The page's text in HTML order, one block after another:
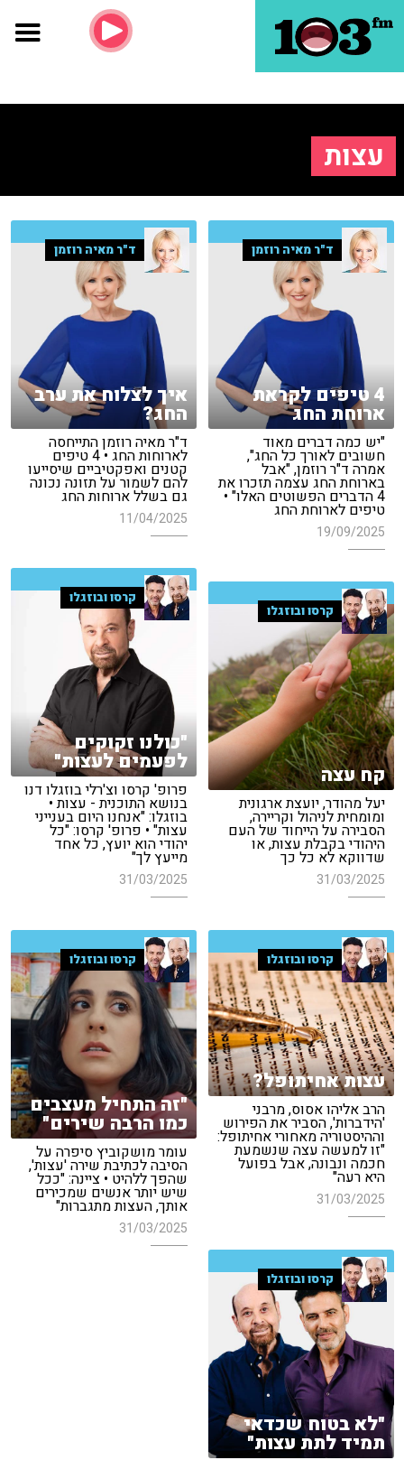
עצות
ד"ר מאיה רוזמן
4 טיפים לקראת
ארוחת החג
"יש כמה דברים מאוד
חשובים לאורך כל החג",
אמרה ד"ר רוזמן, "אבל
בארוחת החג עצמה תזכרו את
4 הדברים הפשוטים האלו" •
טיפים לארוחת החג
19/09/2025
ד"ר מאיה רוזמן
איך לצלוח את ערב
החג?
ד"ר מאיה רוזמן התייחסה
לארוחות החג • 4 טיפים
קטנים ואפקטיביים שיסייעו
להם לשמור על תזונה נכונה
גם בשלל ארוחות החג
11/04/2025
קרסו ובוזגלו
"כולנו זקוקים
לפעמים לעצות"
פרופ' קרסו וצ'רלי בוזגלו דנו
בנושא התוכנית - עצות •
בוזגלו: "אנחנו היום בענייני
עצות" • פרופ' קרסו: "כל
יהודי הוא יועץ, כל אחד
מייעץ לך"
31/03/2025
קרסו ובוזגלו
קח עצה
יעל מהודר, יועצת ארגונית
ומומחית לניהול וקריירה,
הסבירה על הייחוד של העם
היהודי בקבלת עצות, או
שדווקא לא כל כך
31/03/2025
קרסו ובוזגלו
עצות אחיתופל?
הרב אליהו אסוס, מרבני
'הידברות', הסביר את הפירוש
וההיסטוריה מאחורי אחיתופל:
"זו למעשה עצה שנשמעת
חכמה ונבונה, אבל בפועל
היא רעה"
31/03/2025
קרסו ובוזגלו
"זה התחיל מעצבים
כמו הרבה שירים"
עומר מושקוביץ סיפרה על
הסיבה לכתיבת שירה 'עצות',
שהפך ללהיט • ציינה: "ככל
שיש יותר אנשים שמכירים
אותך, העצות מתגברות"
31/03/2025
קרסו ובוזגלו
"לא בטוח שכדאי
תמיד לתת עצות"